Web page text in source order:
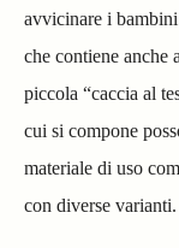
avvicinare i bambini
che contiene anche
piccola “caccia al
cui si compone
materiale di uso
con diverse varianti.